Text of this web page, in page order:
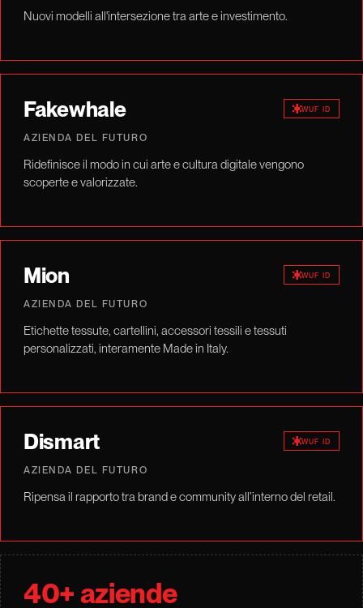
Nuovi modelli all'intersezione tra arte e investimento.
Fakewhale WUF ID
AZIENDA DEL FUTURO
Ridefinisce il modo in cui arte e cultura digitale vengono
scoperte e valorizzate.
Mion WUF ID
AZIENDA DEL FUTURO
Etichette tessute, cartellini, accessori tessili e tessuti
personalizzati, interamente Made in Italy.
Dismart WUF ID
AZIENDA DEL FUTURO
Ripensa il rapporto tra brand e community all’interno del retail.
40+ aziende